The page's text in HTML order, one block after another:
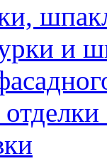
и